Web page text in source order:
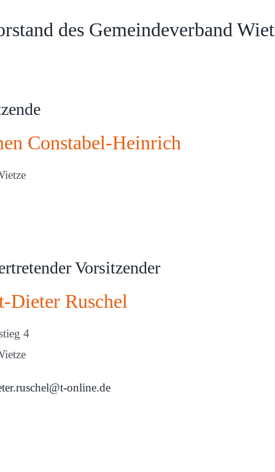
des Gemeindeverband
Constabel-Heinrich
Vorsitzender
Dieter Ruschel
4
online.de